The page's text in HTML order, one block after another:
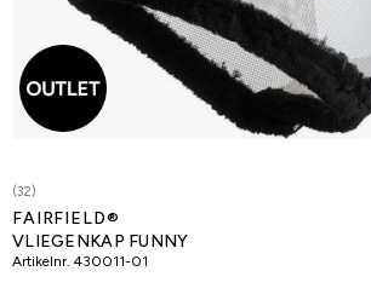
(32)
FAIRFIELD®
VLIEGENKAP FUNNY
Artikelnr. 430011-01